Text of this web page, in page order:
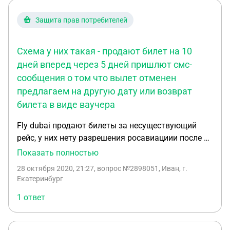
одно представительство для продажи билетов),
тоже сказали, что никакие другие деньги вернуть
туроператора, а не ваучерами. Действительно ли
нельзя вернуть полную стоимость перелета? Ведь
возврат из-за задержки по вине авиакомпании, а
про то, что почти ничего нельзя будет вернуть нас
не предупредили.
Защита прав потребителей
Схема у них такая - продают билет на 10
дней вперед через 5 дней пришлют смс-
сообщения о том что вылет отменен
предлагаем на другую дату или возврат
билета в виде ваучера
Fly dubai продают билеты за несуществующий
рейс, у них нету разрешения росавиациии после 1
сентябрья они не выполнили ни одного рейса из
авиакомпания 14.10.2020 я покупал авиабилет
смс о том что рейса не будет потому что у них нет
разрешене от Россавиации на эту дату и
предлагали поменять на другую дату т.е. на
Показать полностью
28 октября 2020, 21:27, вопрос №2898051, Иван, г.
Екатеринбург
1 ответ